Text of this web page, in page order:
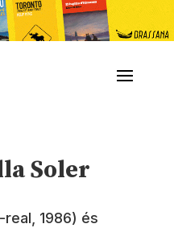
Soler
real, 1986) és